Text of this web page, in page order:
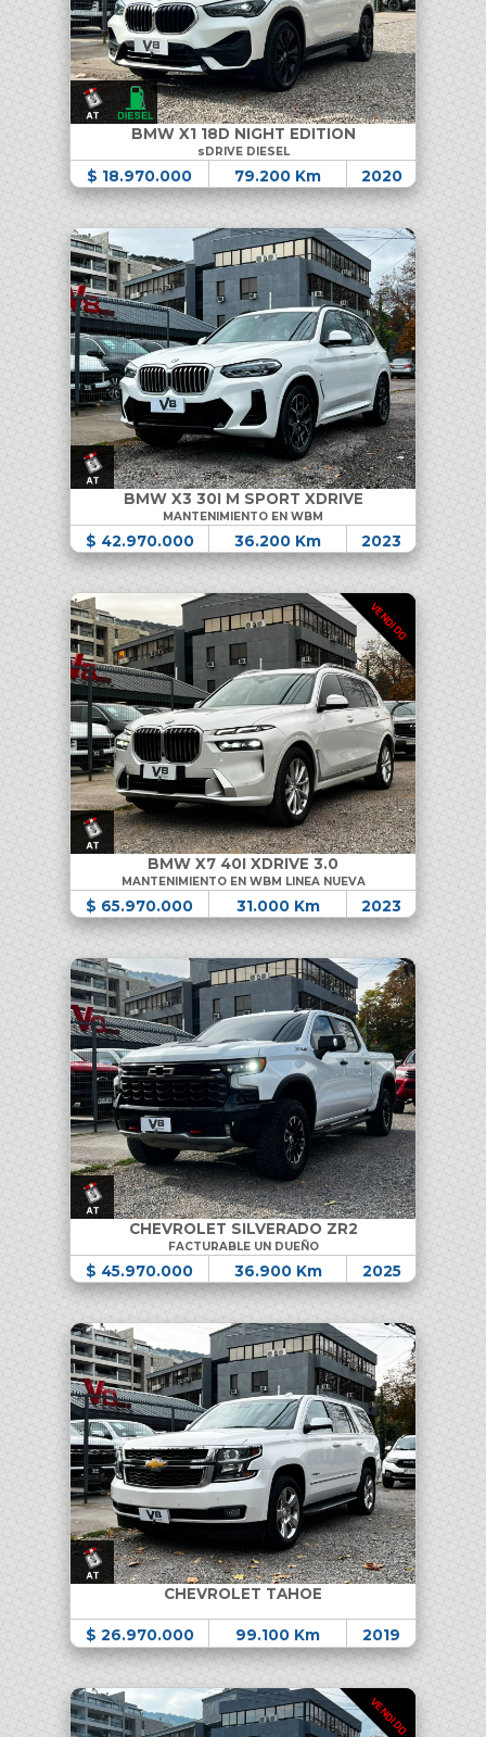
BMW X1 18D NIGHT EDITION
sDRIVE DIESEL
$ 18.970.000 79.200 Km 2020
BMW X3 30I M SPORT XDRIVE
MANTENIMIENTO EN WBM
$ 42.970.000 36.200 Km 2023
VENDIDO
BMW X7 40I XDRIVE 3.0
MANTENIMIENTO EN WBM LINEA NUEVA
$ 65.970.000 31.000 Km 2023
CHEVROLET SILVERADO ZR2
FACTURABLE UN DUEÑO
$ 45.970.000 36.900 Km 2025
CHEVROLET TAHOE
$ 26.970.000 99.100 Km 2019
VENDIDO